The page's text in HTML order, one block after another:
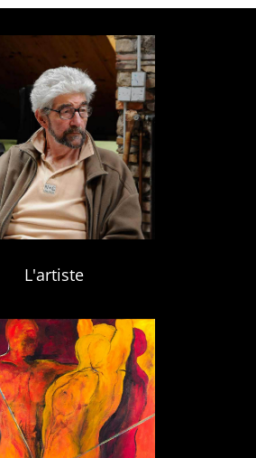
L'artiste